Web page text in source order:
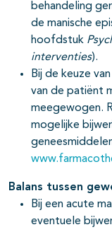
behandeling
de manische
hoofdstuk
interventies).
Bij de keuze
van de patiënt
meegewogen.
mogelijke
Balans tussen
Bij een acute
eventuele